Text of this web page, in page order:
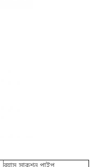
ব্যাস সাকশন পাইপ